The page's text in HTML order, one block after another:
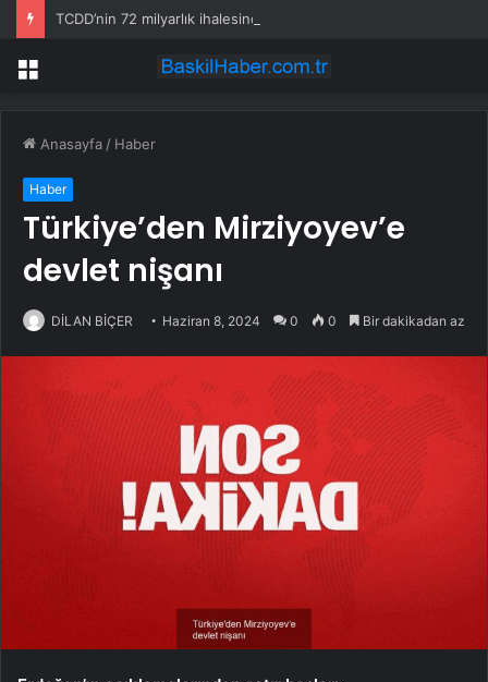
TCDD’nin 72 milyarlık ihalesinde baskı iddiası
Menü
Anasayfa / Haber
Haber
Türkiye’den Mirziyoyev’e
devlet nişanı
DİLAN BİÇER Haziran 8, 2024 0 0 Bir dakikadan az